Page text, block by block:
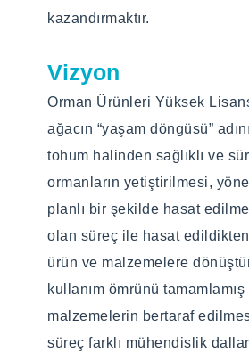
kazandırmaktır.
Vizyon
Orman Ürünleri Yüksek
ağacın “yaşam döngüsü”
tohum halinden sağlıklı ve
ormanların yetiştirilmesi,
planlı bir şekilde hasat
olan süreç ile hasat
ürün ve malzemelere
kullanım ömrünü tamamlamış
malzemelerin bertaraf
süreç farklı mühendislik
world, it has become an
interdisciplinary approach. It
to create an interdisciplinary